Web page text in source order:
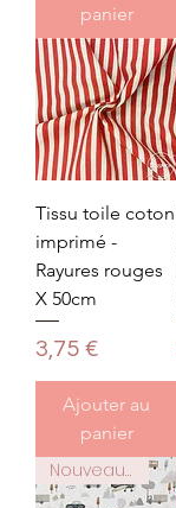
panier
Tissu toile coton
imprimé -
Rayures rouges
X 50cm
Prix
3,75 €
Ajouter au
panier
Nouveauté